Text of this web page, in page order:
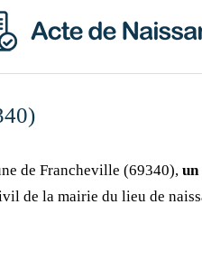
de Francheville (69340), un
de la mairie du lieu de